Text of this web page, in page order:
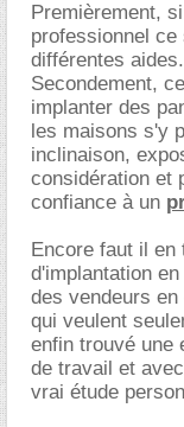
Premièrement,
professionnel
différentes aides.
Secondement,
implanter des
les maisons s'y
inclinaison,
considération et
confiance à un
Encore faut il en
d'implantation
des vendeurs
qui veulent
enfin trouvé une
de travail et
vrai étude